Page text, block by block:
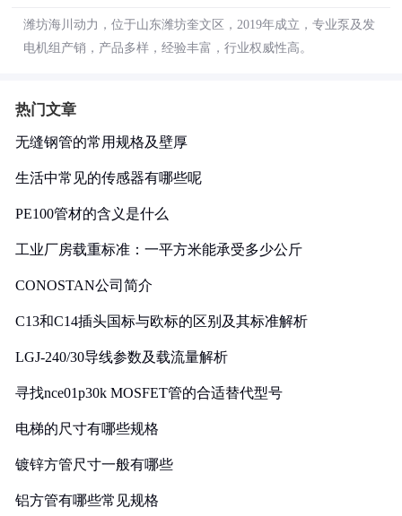
潍坊海川动力，位于山东潍坊奎文区，2019年成立，专业泵及发
电机组产销，产品多样，经验丰富，行业权威性高。
热门文章
无缝钢管的常用规格及壁厚
生活中常见的传感器有哪些呢
PE100管材的含义是什么
工业厂房载重标准：一平方米能承受多少公斤
CONOSTAN公司简介
C13和C14插头国标与欧标的区别及其标准解析
LGJ-240/30导线参数及载流量解析
寻找nce01p30k MOSFET管的合适替代型号
电梯的尺寸有哪些规格
镀锌方管尺寸一般有哪些
铝方管有哪些常见规格